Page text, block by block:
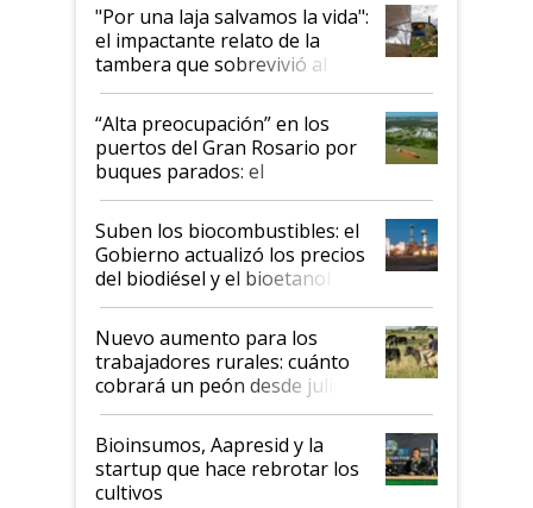
pase a ser "país sucio"
"Por una laja salvamos la vida":
el impactante relato de la
tambera que sobrevivió al
tornado
“Alta preocupación” en los
puertos del Gran Rosario por
buques parados: el
funcionamiento de las
exportadoras en tensión tras
la medida de fuerza de los
prácticos
Suben los biocombustibles: el
Gobierno actualizó los precios
del biodiésel y el bioetanol
Nuevo aumento para los
trabajadores rurales: cuánto
cobrará un peón desde julio
Bioinsumos, Aapresid y la
startup que hace rebrotar los
cultivos